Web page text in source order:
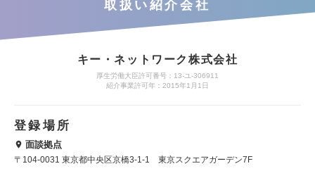
取扱い紹介会社
キー・ネットワーク株式会社
厚生労働大臣許可番号：13-ユ-306911
紹介事業許可年：2015年1月1日
登録場所
面談拠点
〒104-0031 東京都中央区京橋3-1-1 東京スクエアガーデン7F